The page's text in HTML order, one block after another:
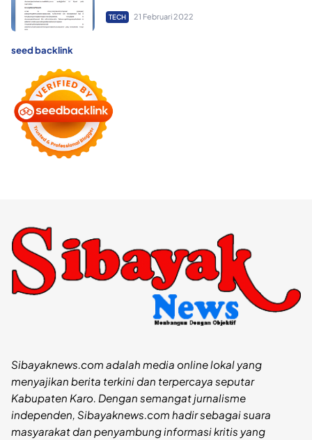
TECH 21 Februari 2022
seed backlink
Sibayaknews.com adalah media online lokal yang
menyajikan berita terkini dan terpercaya seputar
Kabupaten Karo. Dengan semangat jurnalisme
independen, Sibayaknews.com hadir sebagai suara
masyarakat dan penyambung informasi kritis yang